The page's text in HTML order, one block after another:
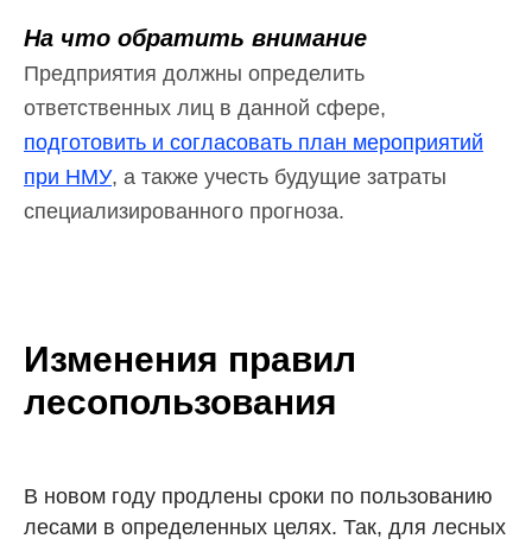
На что обратить внимание
Предприятия должны определить
ответственных лиц в данной сфере,
подготовить и согласовать план мероприятий
при НМУ, а также учесть будущие затраты
специализированного прогноза.
Изменения правил
лесопользования
В новом году продлены сроки по пользованию
лесами в определенных целях. Так, для лесных